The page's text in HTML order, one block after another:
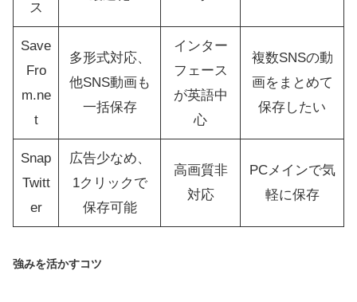
ス
Save
Fro
m.ne
t
多形式対応、
他SNS動画も
一括保存
インター
フェース
が英語中
心
複数SNSの動
画をまとめて
保存したい
Snap
Twitt
er
広告少なめ、
1クリックで
保存可能
高画質非
対応
PCメインで気
軽に保存
強みを活かすコツ